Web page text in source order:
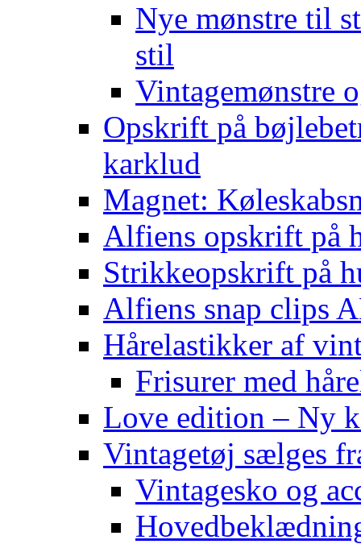
Nye mønstre til
stil
Vintagemønstre
Opskrift på
karklud
Magnet:
Alfiens opskrift på
Strikkeopskrift på
Alfiens snap clips
Hårelastikker af
Frisurer med
Love edition – Ny
Vintagetøj sælges
Vintagesko og